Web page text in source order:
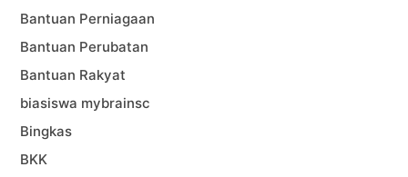
Bantuan Perniagaan
Bantuan Perubatan
Bantuan Rakyat
biasiswa mybrainsc
Bingkas
BKK